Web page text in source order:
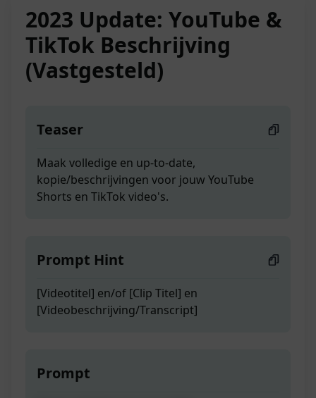
2023 Update: YouTube &
TikTok Beschrijving
(Vastgesteld)
Teaser
Maak volledige en up-to-date,
kopie/beschrijvingen voor jouw YouTube
Shorts en TikTok video's.
Prompt Hint
[Videotitel] en/of [Clip Titel] en
[Videobeschrijving/Transcript]
Prompt